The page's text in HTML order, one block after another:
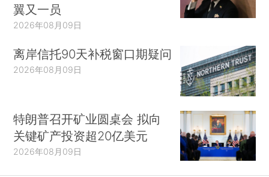
翼又一员
2026年08月09日
离岸信托90天补税窗口期疑问
2026年08月09日
特朗普召开矿业圆桌会 拟向
关键矿产投资超20亿美元
2026年08月09日